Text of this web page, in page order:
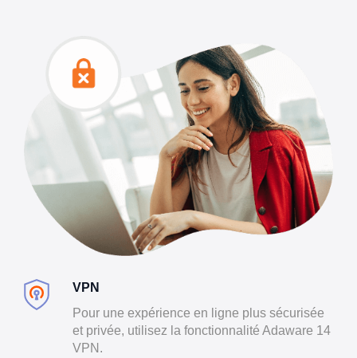
VPN
Pour une expérience en ligne plus sécurisée
et privée, utilisez la fonctionnalité Adaware 14
VPN.